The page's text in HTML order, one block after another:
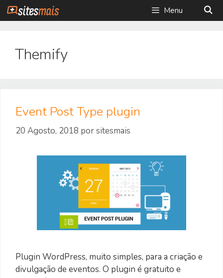
Saltar
para
Menu
Themify
Event Post Type plugin
20 Agosto, 2018 porsitesmais
Plugin WordPress, muito simples, para a criação e
divulgação de eventos. O plugin é gratuito e